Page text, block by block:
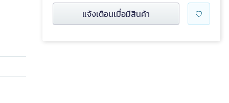
แจ้งเตือนเมื่อมีสินค้า